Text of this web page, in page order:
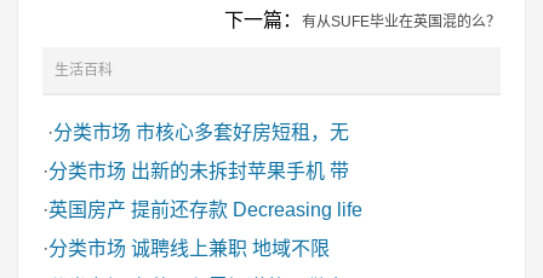
下一篇： 有从SUFE毕业在英国混的么？
生活百科
·分类市场 市核心多套好房短租，无
·分类市场 出新的未拆封苹果手机 带
·英国房产 提前还存款 Decreasing life
·分类市场 诚聘线上兼职 地域不限